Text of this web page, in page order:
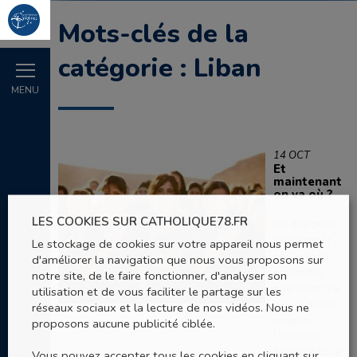
MENU
Mots-clés de la
catégorie : Liban
14 OCT
Et
maintenant
on va où ?
s'interroger
sur le vivre
ensemble
quand on n'a
pas la même
tempère ici le
LES COOKIES SUR CATHOLIQUE78.FR
Le stockage de cookies sur votre appareil nous permet
d'améliorer la navigation que nous vous proposons sur
notre site, de le faire fonctionner, d'analyser son
utilisation et de vous faciliter le partage sur les
réseaux sociaux et la lecture de nos vidéos. Nous ne
proposons aucune publicité ciblée.